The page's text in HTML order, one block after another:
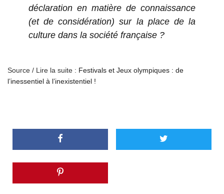
déclaration en matière de connaissance
(et de considération) sur la place de la
culture dans la société française ?
Source / Lire la suite : Festivals et Jeux olympiques : de
l’inessentiel à l’inexistentiel !